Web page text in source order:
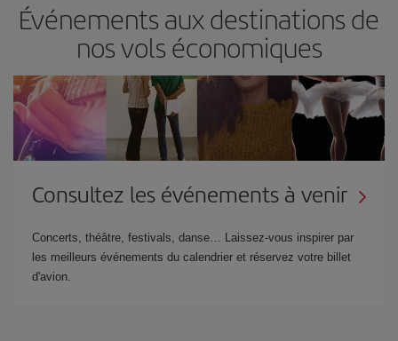
Événements aux destinations de
nos vols économiques
Consultez les événements à venir
Concerts, théâtre, festivals, danse… Laissez-vous inspirer par
les meilleurs événements du calendrier et réservez votre billet
d'avion.